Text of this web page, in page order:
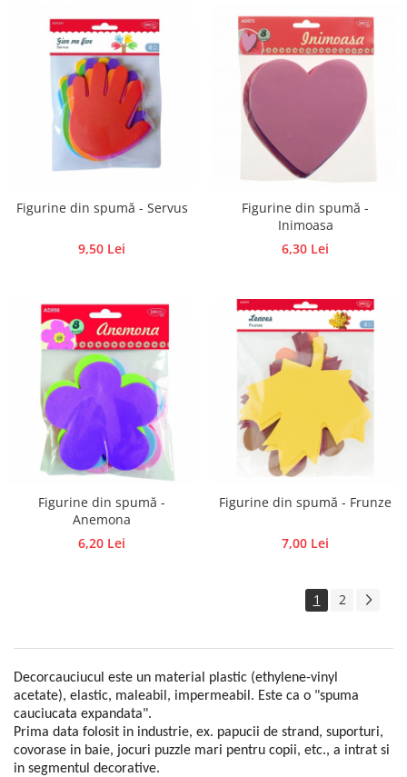
Figurine din spumă - Servus
9,50 Lei
Figurine din spumă -
Inimoasa
6,30 Lei
Figurine din spumă -
Anemona
6,20 Lei
Figurine din spumă - Frunze
7,00 Lei
1 2
Decorcauciucul este un material plastic (ethylene-vinyl
acetate), elastic, maleabil, impermeabil. Este ca o "spuma
cauciucata expandata".
Prima data folosit in industrie, ex. papucii de strand, suporturi,
covorase in baie, jocuri puzzle mari pentru copii, etc., a intrat si
in segmentul decorative.